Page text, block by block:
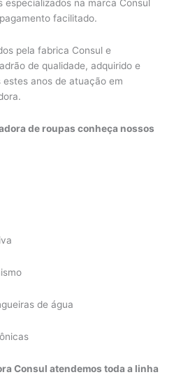
especializados na marca Consul
facilitado.
pela fabrica Consul e
de qualidade, adquirido e
anos de atuação em
de roupas conheça nossos
de água
Consul atendemos toda a linha